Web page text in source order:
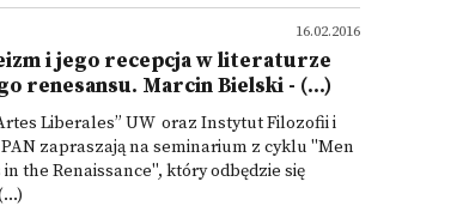
16.02.2016
i jego recepcja w literaturze
renesansu. Marcin Bielski - (...)
Liberales” UW oraz Instytut Filozofii i
zapraszają na seminarium z cyklu "Men
the Renaissance", który odbędzie się